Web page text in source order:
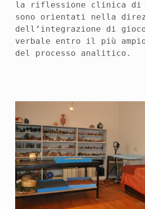
la riflessione clinica di
sono orientati nella
dell’integrazione di
verbale entro il più
del processo analitico.